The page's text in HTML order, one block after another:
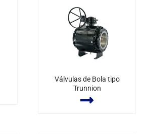
Válvulas de Bola tipo
Trunnion